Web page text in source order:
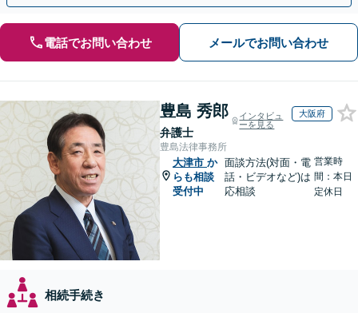
電話でお問い合わせ メールでお問い合わせ
豊島 秀郎
弁護士
インタビュ
ーを見る
大阪府
豊島法律事務所
大津市 か
らも相談
受付中
面談方法(対面・電
話・ビデオなど)は
応相談
営業時
間：本日
定休日
相続手続き